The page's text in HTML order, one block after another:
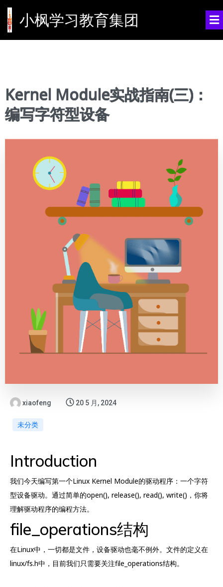
小枫学习教育集团
Kernel Module实战指南(三)：
编写字符型设备
xiaofeng 20 5 月, 2024
未分类
Introduction
我们今天编写第一个Linux Kernel Module的驱动程序：一个字符
型设备驱动。通过简单的open(), release(), read(), write()，你将
理解驱动程序的编程方法。
file_operations结构
在Linux中，一切都是文件，设备驱动也毫不例外。文件的定义在
linux/fs.h中，目前我们只需要关注file_operations结构。